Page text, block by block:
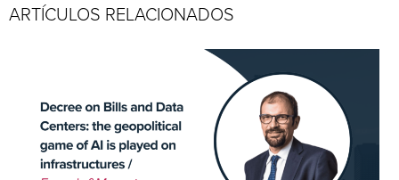
ARTÍCULOS RELACIONADOS